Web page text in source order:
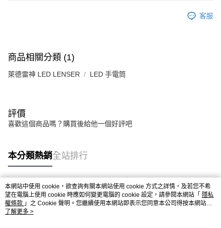
客服
商品相關分類 (1)
萊德雷神 LED LENSER LED 手電筒
評價
喜歡這個商品嗎？購買後給他一個好評吧
本分類熱銷全站排行
熱門標籤
本網站中使用 cookie，欲查詢有關本網站使用 cookie 方式之詳情，及若您不希
望在電腦上使用 cookie 時應如何變更電腦的 cookie 設定，請參閱本網站「 隱私
權條款 」之 Cookie 聲明。您繼續使用本網站即表示您同意本公司得按本網站使
用條款之 Cookie 聲明使用 cookie。
了解更多 >